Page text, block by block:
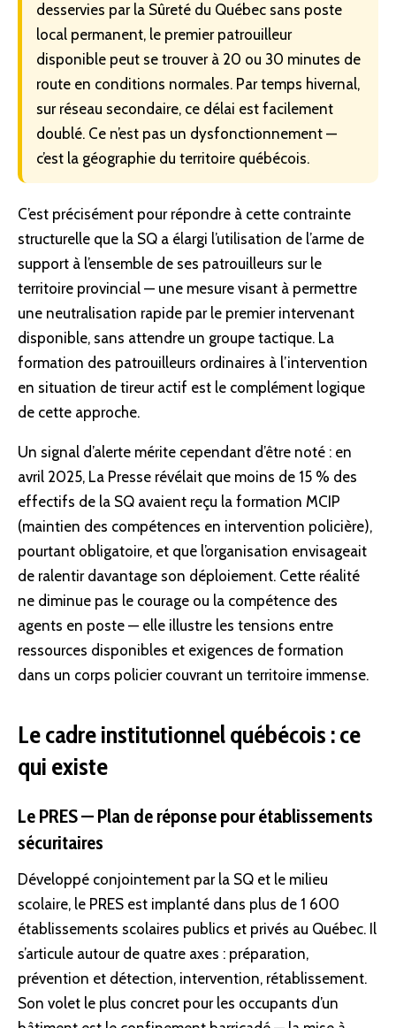
desservies par la Sûreté du Québec sans poste
local permanent, le premier patrouilleur
disponible peut se trouver à 20 ou 30 minutes de
route en conditions normales. Par temps hivernal,
sur réseau secondaire, ce délai est facilement
doublé. Ce n’est pas un dysfonctionnement —
c’est la géographie du territoire québécois.
C’est précisément pour répondre à cette contrainte
structurelle que la SQ a élargi l’utilisation de l’arme de
support à l’ensemble de ses patrouilleurs sur le
territoire provincial — une mesure visant à permettre
une neutralisation rapide par le premier intervenant
disponible, sans attendre un groupe tactique. La
formation des patrouilleurs ordinaires à l’intervention
en situation de tireur actif est le complément logique
de cette approche.
Un signal d’alerte mérite cependant d’être noté : en
avril 2025, La Presse révélait que moins de 15 % des
effectifs de la SQ avaient reçu la formation MCIP
(maintien des compétences en intervention policière),
pourtant obligatoire, et que l’organisation envisageait
de ralentir davantage son déploiement. Cette réalité
ne diminue pas le courage ou la compétence des
agents en poste — elle illustre les tensions entre
ressources disponibles et exigences de formation
dans un corps policier couvrant un territoire immense.
Le cadre institutionnel québécois : ce
qui existe
Le PRES — Plan de réponse pour établissements
sécuritaires
Développé conjointement par la SQ et le milieu
scolaire, le PRES est implanté dans plus de 1 600
établissements scolaires publics et privés au Québec. Il
s’articule autour de quatre axes : préparation,
prévention et détection, intervention, rétablissement.
Son volet le plus concret pour les occupants d’un